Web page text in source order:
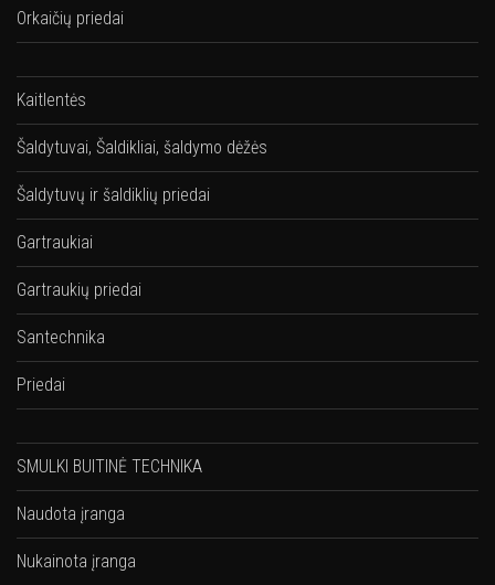
Orkaičių priedai
Kaitlentės
Šaldytuvai, Šaldikliai, šaldymo dėžės
Šaldytuvų ir šaldiklių priedai
Gartraukiai
Gartraukių priedai
Santechnika
Priedai
SMULKI BUITINĖ TECHNIKA
Naudota įranga
Nukainota įranga